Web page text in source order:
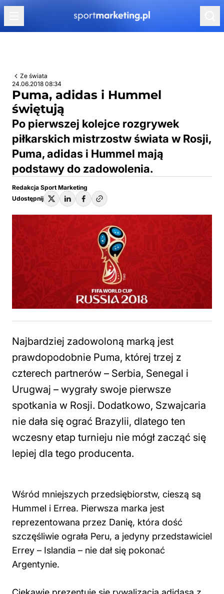
Przejdź do treści
Ze świata
24.06.2018 08:34
Puma, adidas i Hummel
świętują
Po pierwszej kolejce rozgrywek
piłkarskich mistrzostw świata w Rosji,
Puma, adidas i Hummel mają
podstawy do zadowolenia.
Redakcja Sport Marketing
Udostępnij
Najbardziej zadowoloną marką jest
prawdopodobnie Puma, której trzej z
czterech partnerów – Serbia, Senegal i
Urugwaj – wygrały swoje pierwsze
spotkania w Rosji. Dodatkowo, Szwajcaria
nie dała się ograć Brazylii, dlatego ten
wczesny etap turnieju nie mógł zacząć się
lepiej dla tego producenta.
Wśród mniejszych przedsiębiorstw, cieszą są
Hummel i Errea. Pierwsza marka jest
reprezentowana przez Danię, która dość
szczęśliwie ograła Peru, a jedyny przedstawiciel
Errey – Islandia – nie dał się pokonać
Argentynie.